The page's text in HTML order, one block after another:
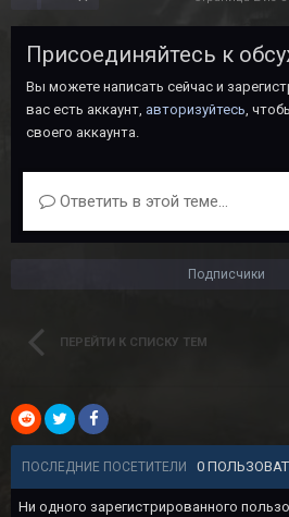
Присоединяйтесь к
Вы можете написать сейчас и
вас есть аккаунт, авторизуйтесь,
своего аккаунта.
Ответить в этой теме...
Подписчики
ПЕРЕЙТИ К СПИСКУ ТЕМ
ПОСЛЕДНИЕ ПОСЕТИТЕЛИ 0
Ни одного зарегистрированного